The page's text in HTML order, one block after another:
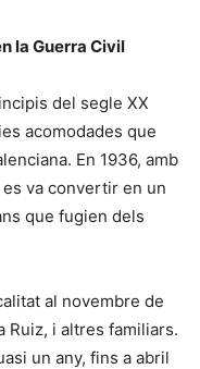
la Guerra Civil
del segle XX
acomodades que
En 1936, amb
es va convertir en un
que fugien dels
al novembre de
Ruiz, i altres familiars.
un any, fins a abril